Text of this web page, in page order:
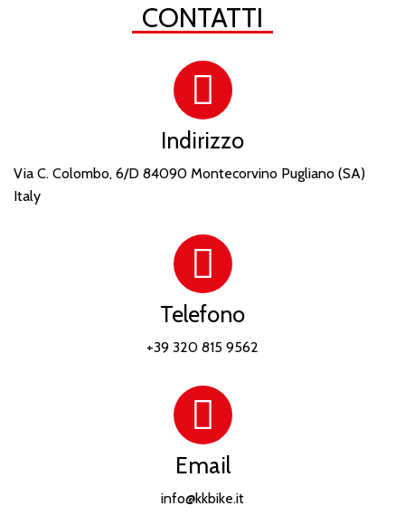
CONTATTI
Indirizzo
Via C. Colombo, 6/D 84090 Montecorvino Pugliano (SA)
Italy
Telefono
+39 320 815 9562
Email
info@kkbike.it